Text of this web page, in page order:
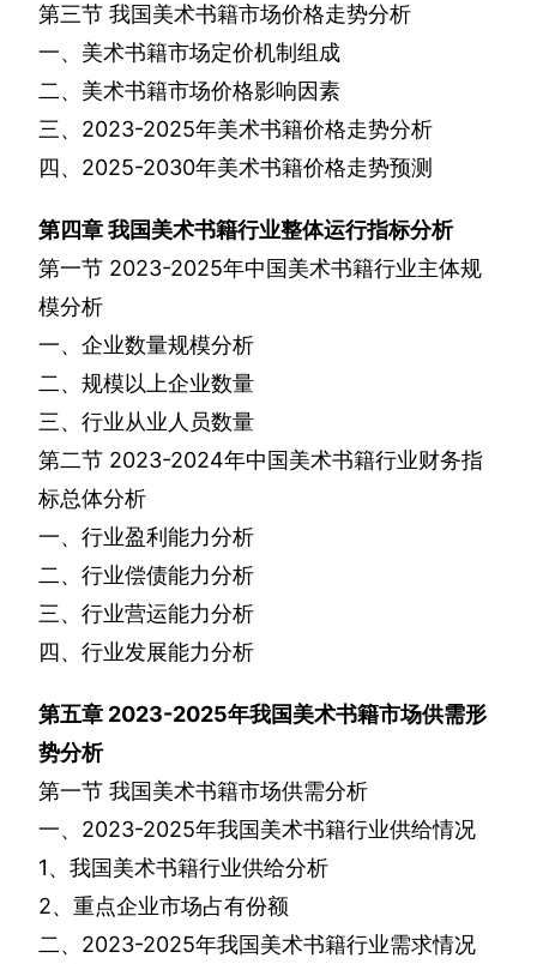
第三节 我国美术书籍市场价格走势分析
一、美术书籍市场定价机制组成
二、美术书籍市场价格影响因素
三、 2023-2025年美术书籍价格走势分析
四、 2025-2030年美术书籍价格走势预测
第四章我国美术书籍行业整体运行指标分析
第一节 2023-2025年中国美术书籍行业主体规
模分析
一、企业数量规模分析
二、规模以上企业数量
三、行业从业人员数量
第二节 2023-2024年中国美术书籍行业财务指
标总体分析
一、行业盈利能力分析
二、行业偿债能力分析
三、行业营运能力分析
四、行业发展能力分析
第五章 2023-2025年我国美术书籍市场供需形
势分析
第一节 我国美术书籍市场供需分析
一、 2023-2025年我国美术书籍行业供给情况
1、我国美术书籍行业供给分析
2、重点企业市场占有份额
二、 2023-2025年我国美术书籍行业需求情况